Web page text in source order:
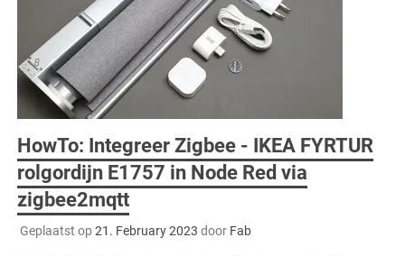
HowTo: Integreer Zigbee - IKEA FYRTUR
rolgordijn E1757 in Node Red via
zigbee2mqtt
Geplaatst op 21. February 2023 door Fab